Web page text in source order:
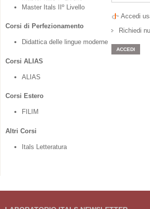
Master Itals IIº Livello
Corsi di Perfezionamento
Didattica delle lingue moderne
Corsi ALIAS
ALIAS
Corsi Estero
FILIM
Altri Corsi
Itals Letteratura
Accedi
Richiedi